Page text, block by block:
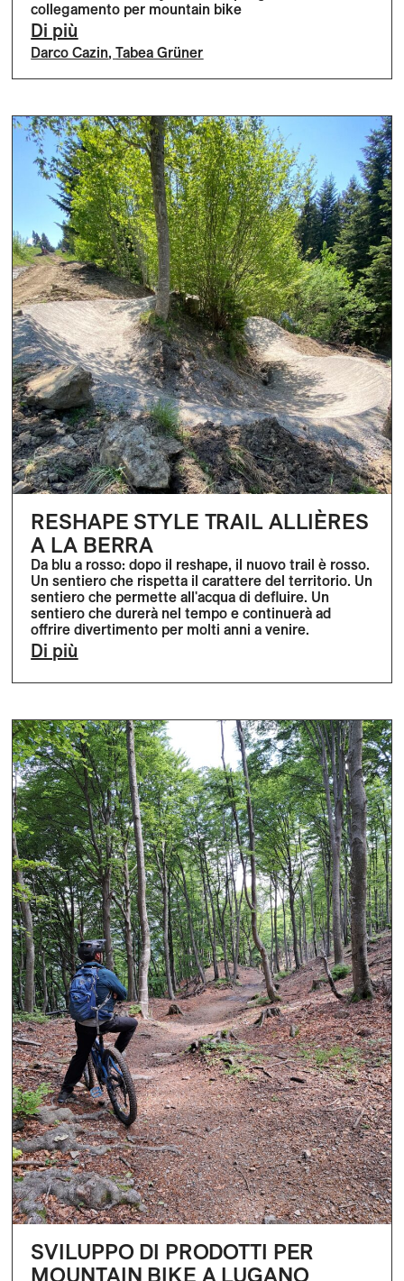
collegamento per mountain bike
Di più
Darco Cazin,Tabea Grüner
RESHAPE STYLE TRAIL ALLIÈRES
A LA BERRA
Da blu a rosso: dopo il reshape, il nuovo trail è rosso.
Un sentiero che rispetta il carattere del territorio. Un
sentiero che permette all'acqua di defluire. Un
sentiero che durerà nel tempo e continuerà ad
offrire divertimento per molti anni a venire.
Di più
SVILUPPO DI PRODOTTI PER
MOUNTAIN BIKE A LUGANO